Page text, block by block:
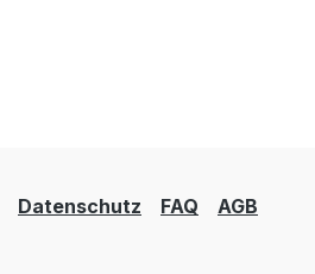
Datenschutz FAQ
AGB